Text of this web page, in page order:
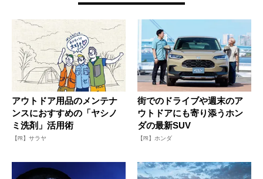
アウトドア用品のメンテナ
ンスにおすすめの「ヤシノ
ミ洗剤」活用術
【PR】サラヤ
街でのドライブや週末のア
ウトドアにも寄り添うホン
ダの最新SUV
【PR】ホンダ